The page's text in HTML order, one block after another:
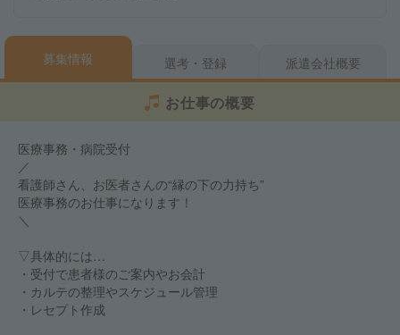
募集情報 選考・登録 派遣会社概要
お仕事の概要
医療事務・病院受付
／
看護師さん、お医者さんの“縁の下の力持ち”
医療事務のお仕事になります！
＼
▽具体的には…
・受付で患者様のご案内やお会計
・カルテの整理やスケジュール管理
・レセプト作成